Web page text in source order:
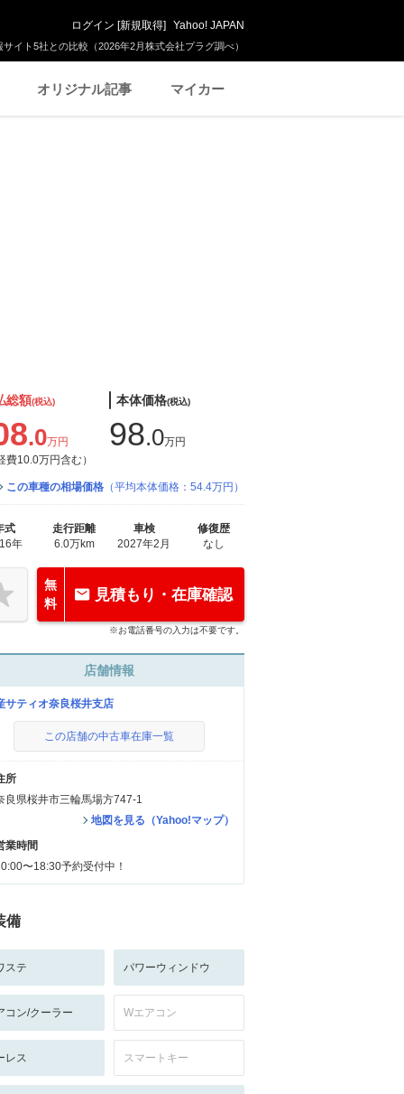
イト5社との比較（2026年2月株式会社プラグ調べ）
ログイン [新規取得] Yahoo! JAPAN
オリジナル記事 マイカー
総額(税込)
.0万円
費10.0万円含む）
本体価格(税込)
98.0万円
この車種の相場価格 （平均本体価格：54.4万円）
式
年
走行距離
6.0万km
車検
2027年2月
修復歴
なし
無
料
見積もり・在庫確認
※お電話番号の入力は不要です。
店舗情報
サティオ奈良桜井支店
この店舗の中古車在庫一覧
所
良県桜井市三輪馬場方747-1
地図を見る（Yahoo!マップ）
業時間
〜18:30予約受付中！
備
ステ パワーウィンドウ
コン/クーラー Wエアコン
レス スマートキー